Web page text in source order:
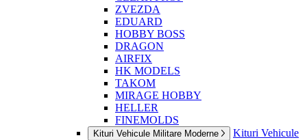
ZVEZDA
EDUARD
HOBBY BOSS
DRAGON
AIRFIX
HK MODELS
TAKOM
MIRAGE HOBBY
HELLER
FINEMOLDS
Kituri Vehicule Militare Moderne
Kituri Vehicule